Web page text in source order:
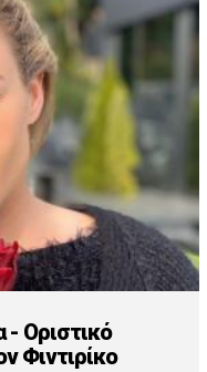
- Οριστικό
Φιντιρίκο